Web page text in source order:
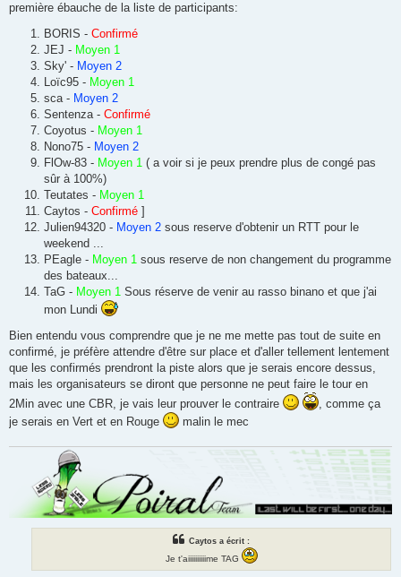
première ébauche de la liste de participants:
BORIS - Confirmé
JEJ - Moyen 1
Sky' - Moyen 2
Loïc95 - Moyen 1
sca - Moyen 2
Sentenza - Confirmé
Coyotus - Moyen 1
Nono75 - Moyen 2
FlOw-83 - Moyen 1 ( a voir si je peux prendre plus de congé pas
sûr à 100%)
Teutates - Moyen 1
Caytos - Confirmé ]
Julien94320 - Moyen 2 sous reserve d'obtenir un RTT pour le
weekend ...
PEagle - Moyen 1 sous reserve de non changement du programme
des bateaux...
TaG - Moyen 1 Sous réserve de venir au rasso binano et que j'ai
mon Lundi
Bien entendu vous comprendre que je ne me mette pas tout de suite en
confirmé, je préfère attendre d'être sur place et d'aller tellement lentement
que les confirmés prendront la piste alors que je serais encore dessus,
mais les organisateurs se diront que personne ne peut faire le tour en
2Min avec une CBR, je vais leur prouver le contraire
, comme ça
je serais en Vert et en Rouge
malin le mec
Caytos a écrit :
Je t'aiiiiiiiiiime TAG